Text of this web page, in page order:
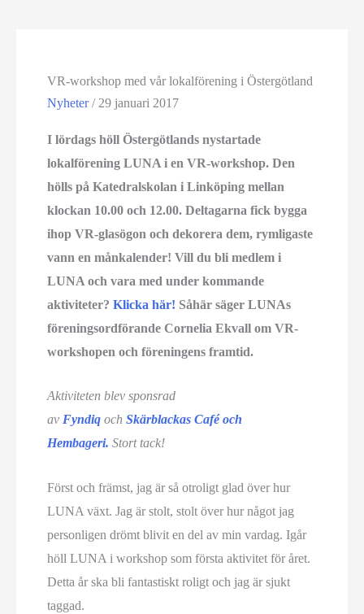
VR-workshop med vår lokalförening i Östergötland
Nyheter/ 29 januari 2017
I lördags höll Östergötlands nystartade
lokalförening LUNA i en VR-workshop. Den
hölls på Katedralskolan i Linköping mellan
klockan 10.00 och 12.00. Deltagarna fick bygga
ihop VR-glasögon och dekorera dem, rymligaste
vann en månkalender! Vill du bli medlem i
LUNA och vara med under kommande
aktiviteter?Klicka här! Såhär säger LUNAs
föreningsordförande Cornelia Ekvall om VR-
workshopen och föreningens framtid.
Aktiviteten blev sponsrad
av Fyndiq ochSkärblackas Café och
Hembageri. Stort tack!
Först och främst, jag är så otroligt glad över hur
LUNA växt. Jag är stolt, stolt över hur något jag
personligen drömt blivit en del av min vardag. Igår
höll LUNA i workshop som första aktivitet för året.
Detta år ska bli fantastiskt roligt och jag är sjukt
taggad.